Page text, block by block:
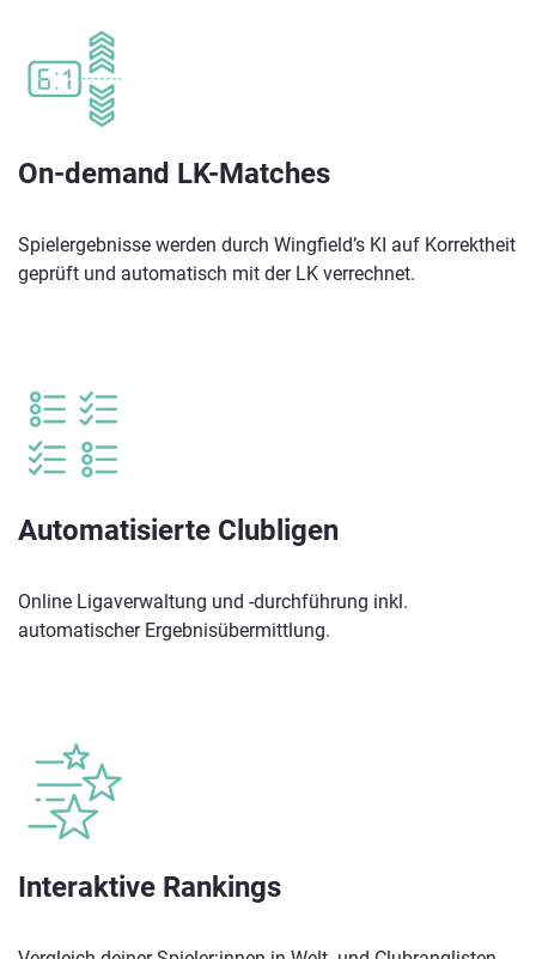
On-demand LK-Matches
Spielergebnisse werden durch Wingfield’s KI auf Korrektheit
geprüft und automatisch mit der LK verrechnet.
Automatisierte Clubligen
Online Ligaverwaltung und -durchführung inkl.
automatischer Ergebnisübermittlung.
Interaktive Rankings